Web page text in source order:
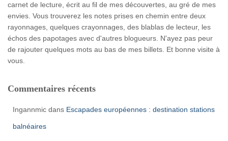
carnet de lecture, écrit au fil de mes découvertes, au gré de mes
envies. Vous trouverez les notes prises en chemin entre deux
rayonnages, quelques crayonnages, des blablas de lecteur, les
échos des papotages avec d'autres blogueurs. N'ayez pas peur
de rajouter quelques mots au bas de mes billets. Et bonne visite à
vous.
Commentaires récents
Ingannmic dans Escapades européennes : destination stations
balnéaires